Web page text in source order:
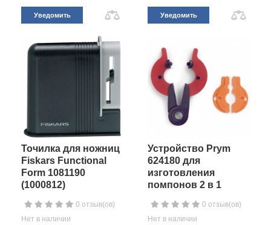
Уведомить Уведомить
Точилка для ножниц
Fiskars Functional
Form 1081190
(1000812)
0 отзыв(ов)
Нет в наличии
Устройство Prym
624180 для
изготовления
помпонов 2 в 1
0 отзыв(ов)
Нет в наличии